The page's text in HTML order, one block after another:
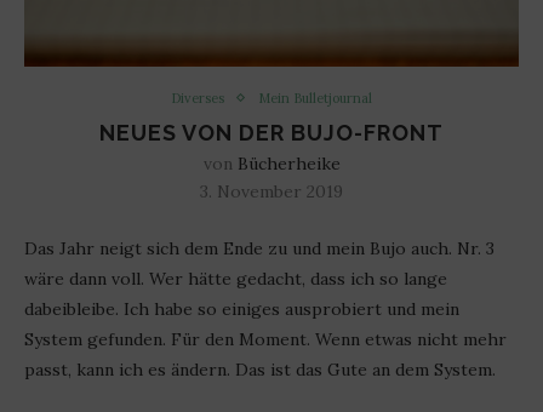
Diverses Mein Bulletjournal
NEUES VON DER BUJO-FRONT
von Bücherheike
3. November 2019
Das Jahr neigt sich dem Ende zu und mein Bujo auch. Nr. 3
wäre dann voll. Wer hätte gedacht, dass ich so lange
dabeibleibe. Ich habe so einiges ausprobiert und mein
System gefunden. Für den Moment. Wenn etwas nicht mehr
passt, kann ich es ändern. Das ist das Gute an dem System.